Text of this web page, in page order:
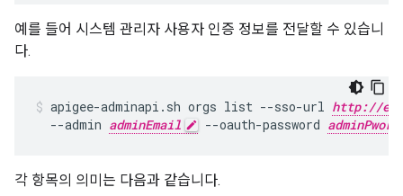
예를 들어 시스템 관리자 사용자 인증 정보를 전달할 수 있습니
다.
apigee-adminapi.sh orgs list --sso-url http://
  --admin
adminEmail --oauth-password adminPword
각 항목의 의미는 다음과 같습니다.